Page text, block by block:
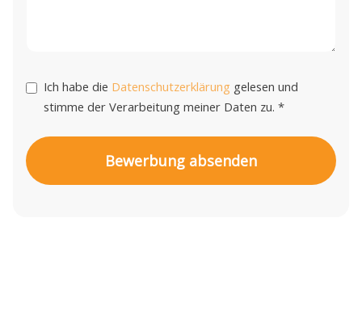
Ich habe die Datenschutzerklärung gelesen und
stimme der Verarbeitung meiner Daten zu. *
Bewerbung absenden